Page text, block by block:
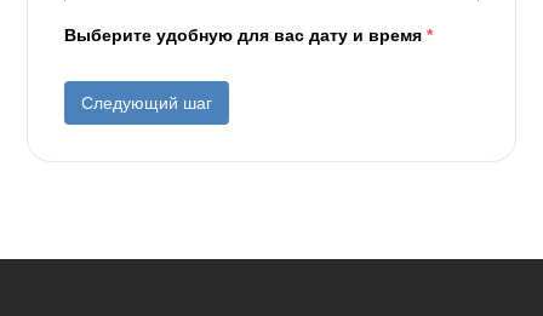
Выберите удобную для вас дату и время *
Следующий шаг